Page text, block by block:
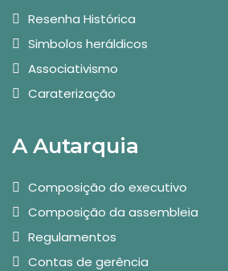
Resenha Histórica
Simbolos heráldicos
Associativismo
Caraterização
A Autarquia
Composição do executivo
Composição da assembleia
Regulamentos
Contas de gerência